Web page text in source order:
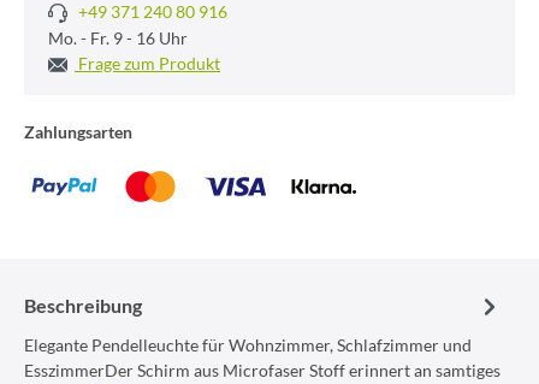
+49 371 240 80 916
Mo. - Fr. 9 - 16 Uhr
Frage zum Produkt
Zahlungsarten
Beschreibung
Elegante Pendelleuchte für Wohnzimmer, Schlafzimmer und
EsszimmerDer Schirm aus Microfaser Stoff erinnert an samtiges